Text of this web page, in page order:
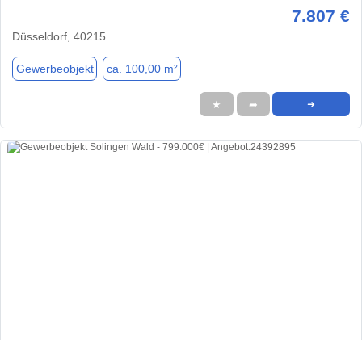
7.807 €
Düsseldorf, 40215
Gewerbeobjekt ca. 100,00 m²
★ ➦ ➜